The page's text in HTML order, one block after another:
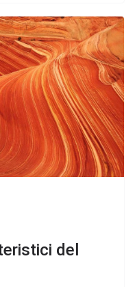
del